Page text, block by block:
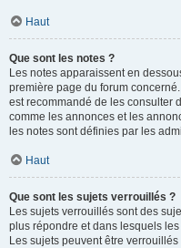
Haut
Que sont les notes ?
Les notes apparaissent en
première page du forum
est recommandé de les consulter
comme les annonces et les
les notes sont définies par les
Haut
Que sont les sujets verrouillés ?
Les sujets verrouillés sont des
plus répondre et dans lesquels
Les sujets peuvent être